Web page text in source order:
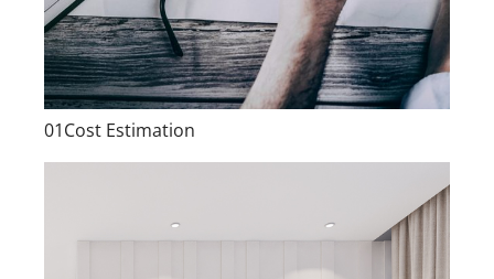
01Cost Estimation